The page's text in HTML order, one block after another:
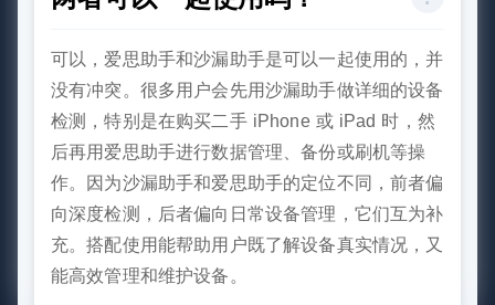
可以，爱思助手和沙漏助手是可以一起使用的，并
没有冲突。很多用户会先用沙漏助手做详细的设备
检测，特别是在购买二手 iPhone 或 iPad 时，然
后再用爱思助手进行数据管理、备份或刷机等操
作。因为沙漏助手和爱思助手的定位不同，前者偏
向深度检测，后者偏向日常设备管理，它们互为补
充。搭配使用能帮助用户既了解设备真实情况，又
能高效管理和维护设备。